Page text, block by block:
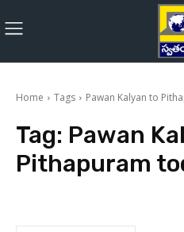
Home Tags Pawan Kalyan to
Tag: Pawan
Pithapuram